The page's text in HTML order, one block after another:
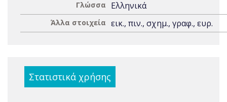
Γλώσσα Ελληνικά
Άλλα στοιχεία εικ., πιν., σχημ., γραφ., ευρ.
Στατιστικά χρήσης